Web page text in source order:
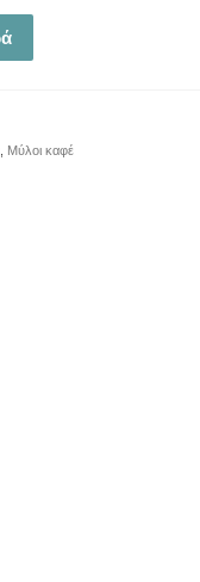
Μύλοι καφέ